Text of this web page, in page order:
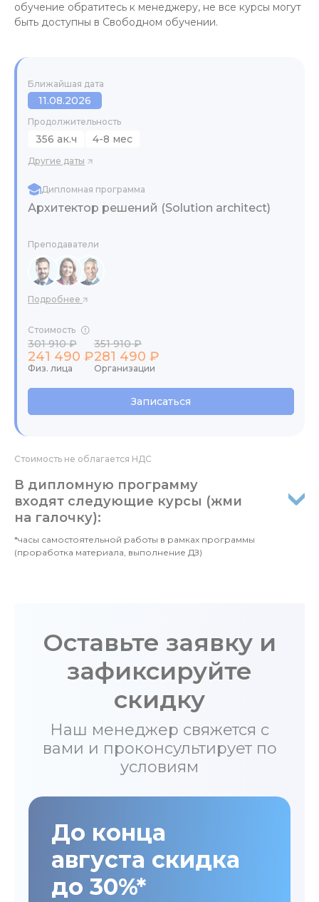
обучение обратитесь к менеджеру, не все курсы могут
быть доступны в Свободном обучении.
Ближайшая дата
11.08.2026
Продолжительность
356 ак.ч 4-8 мес
Другие даты
Дипломная программа
Архитектор решений (Solution architect)
Преподаватели
Подробнее
Стоимость
301 910 ₽
241 490 ₽
Физ. лица
351 910 ₽
281 490 ₽
Организации
Записаться
Стоимость не облагается НДС
В дипломную программу
входят следующие курсы (жми
на галочку):
*часы самостоятельной работы в рамках программы
(проработка материала, выполнение ДЗ)
Оставьте заявку и
зафиксируйте
скидку
Наш менеджер свяжется с
вами и проконсультирует по
условиям
До конца
августа скидка
до 30%*